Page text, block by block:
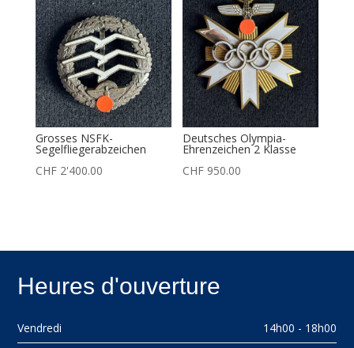
Grosses NSFK-
Segelfliegerabzeichen
CHF2'400.00
Deutsches Olympia-
Ehrenzeichen 2 Klasse
CHF 950.00
Heures d'ouverture
Vendredi
14h00 - 18h00